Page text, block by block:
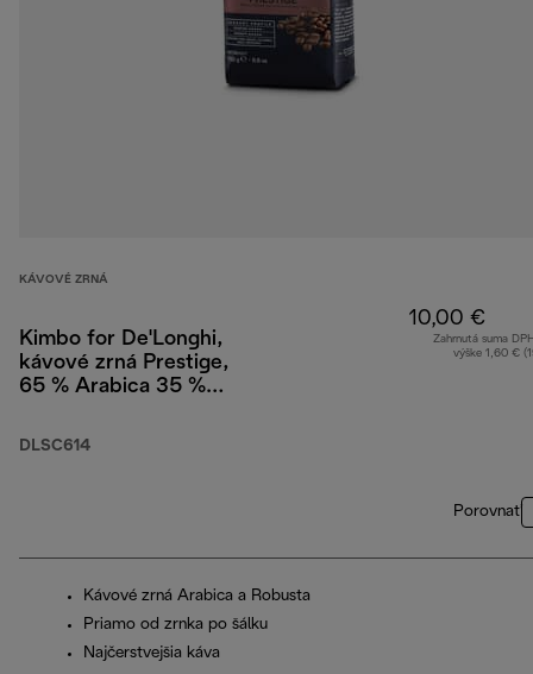
KÁVOVÉ ZRNÁ
Kimbo for De'Longhi,
kávové zrná Prestige,
65 % Arabica 35 %
DLSC614
10,00 €
Zahrnutá suma
výške 1,60 €
Porovnať
Kávové zrná Arabica a Robusta
Priamo od zrnka po šálku
Najčerstvejšia káva